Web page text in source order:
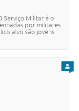
Serviço Militar é o
por militares
alvo são jovens